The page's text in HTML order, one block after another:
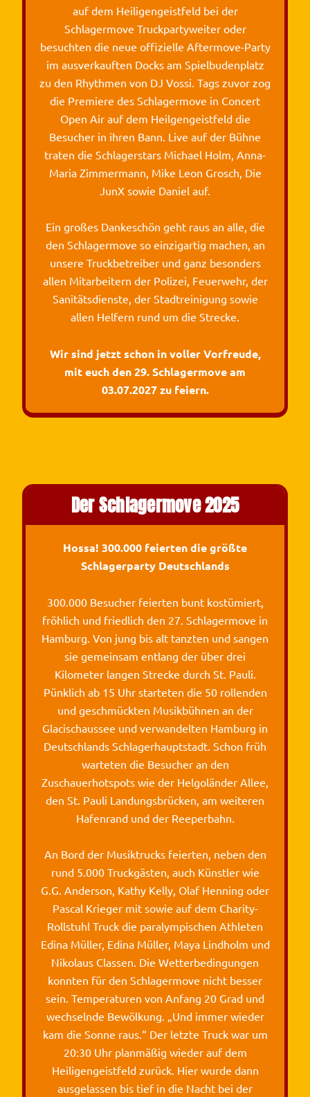
auf dem Heiligengeistfeld bei der
Schlagermove Truckpartyweiter oder
besuchten die neue offizielle Aftermove-Party
im ausverkauften Docks am Spielbudenplatz
zu den Rhythmen von DJ Vossi. Tags zuvor zog
die Premiere des Schlagermove in Concert
Open Air auf dem Heilgengeistfeld die
Besucher in ihren Bann. Live auf der Bühne
traten die Schlagerstars Michael Holm, Anna-
Maria Zimmermann, Mike Leon Grosch, Die
JunX sowie Daniel auf.
Ein großes Dankeschön geht raus an alle, die
den Schlagermove so einzigartig machen, an
unsere Truckbetreiber und ganz besonders
allen Mitarbeitern der Polizei, Feuerwehr, der
Sanitätsdienste, der Stadtreinigung sowie
allen Helfern rund um die Strecke.
Wir sind jetzt schon in voller Vorfreude,
mit euch den 29. Schlagermove am
03.07.2027 zu feiern.
Der Schlagermove 2025
Hossa! 300.000 feierten die größte
Schlagerparty Deutschlands
300.000 Besucher feierten bunt kostümiert,
fröhlich und friedlich den 27. Schlagermove in
Hamburg. Von jung bis alt tanzten und sangen
sie gemeinsam entlang der über drei
Kilometer langen Strecke durch St. Pauli.
Pünklich ab 15 Uhr starteten die 50 rollenden
und geschmückten Musikbühnen an der
Glacischaussee und verwandelten Hamburg in
Deutschlands Schlagerhauptstadt. Schon früh
warteten die Besucher an den
Zuschauerhotspots wie der Helgoländer Allee,
den St. Pauli Landungsbrücken, am weiteren
Hafenrand und der Reeperbahn.
An Bord der Musiktrucks feierten, neben den
rund 5.000 Truckgästen, auch Künstler wie
G.G. Anderson, Kathy Kelly, Olaf Henning oder
Pascal Krieger mit sowie auf dem Charity-
Rollstuhl Truck die paralympischen Athleten
Edina Müller, Edina Müller, Maya Lindholm und
Nikolaus Classen. Die Wetterbedingungen
konnten für den Schlagermove nicht besser
sein. Temperaturen von Anfang 20 Grad und
wechselnde Bewölkung. „Und immer wieder
kam die Sonne raus.“ Der letzte Truck war um
20:30 Uhr planmäßig wieder auf dem
Heiligengeistfeld zurück. Hier wurde dann
ausgelassen bis tief in die Nacht bei der